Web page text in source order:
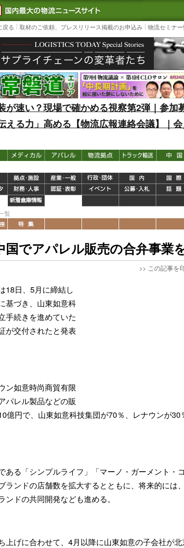
LOGISTICS TODAY｜国内最大の物流ニュースサイト
3PL,
戻る 取材のご依頼、プレスリリース掲載のお申込み 物流セミナ
が速い？現場で確かめる視察第2弾｜参加
える力」高める【物流広報連絡会議】｜
覧
国でアパレル販売の合弁事業
>> この記事を
18日、5月に締結し
基づき、山東如意科
手続きを進めていた
が交付されたと発表
ン如意時尚商貿有限
パレル製品などの販
億円で、山東如意科技集団が70％、レナウンが30
ある「シンプルライフ」「マーノ・ガーメント・
ランドの店舗数を拡大するとともに、将来的には
ンドの共同開発なども進める。
上げに合わせて、4月以降に山東如意の子会社が